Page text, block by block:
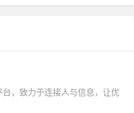
，致力于连接人与信息，让优